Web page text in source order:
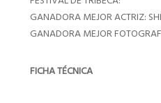
GANADORA MEJOR ACTRIZ:
GANADORA MEJOR
FICHA TÉCNICA